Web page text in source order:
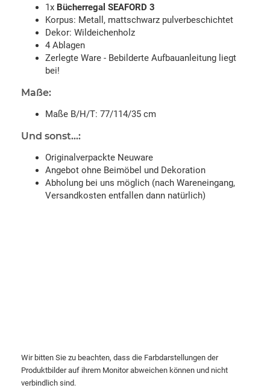
1x Bücherregal SEAFORD 3
Korpus: Metall, mattschwarz pulverbeschichtet
Dekor: Wildeichenholz
4 Ablagen
Zerlegte Ware - Bebilderte Aufbauanleitung liegt
bei!
Maße:
Maße B/H/T: 77/114/35 cm
Und sonst...:
Originalverpackte Neuware
Angebot ohne Beimöbel und Dekoration
Abholung bei uns möglich (nach Wareneingang,
Versandkosten entfallen dann natürlich)
Wir bitten Sie zu beachten, dass die Farbdarstellungen der
Produktbilder auf ihrem Monitor abweichen können und nicht
verbindlich sind.